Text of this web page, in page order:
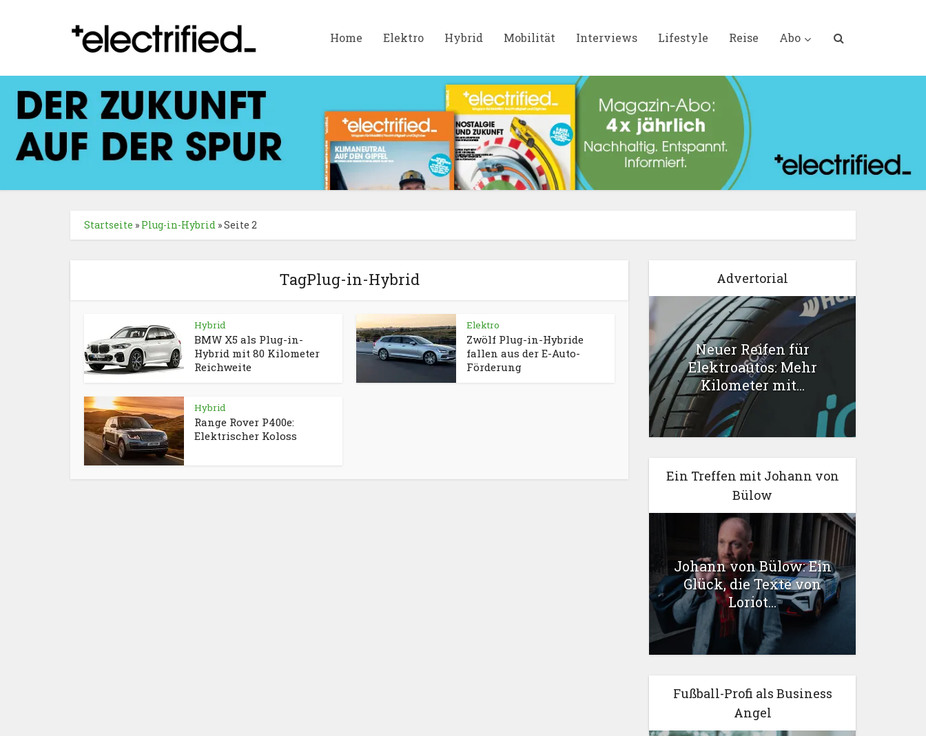
Home Elektro Hybrid Mobilität Interviews Lifestyle Reise Abo
Startseite » Plug-in-Hybrid »Seite 2
TagPlug-in-Hybrid
Hybrid
BMW X5 als Plug-in-
Hybrid mit 80 Kilometer
Reichweite
Elektro
Zwölf Plug-in-Hybride
fallen aus der E-Auto-
Förderung
Hybrid
Range Rover P400e:
Elektrischer Koloss
Advertorial
Neuer Reifen für
Elektroautos: Mehr
Kilometer mit...
Ein Treffen mit Johann von
Bülow
Johann von Bülow: Ein
Glück, die Texte von
Loriot...
Fußball-Profi als Business
Angel